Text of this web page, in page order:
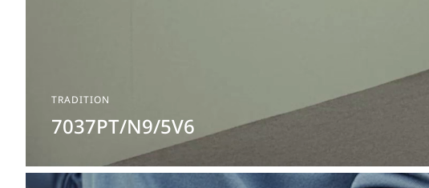
TRADITION
7037PT/N9/5V6